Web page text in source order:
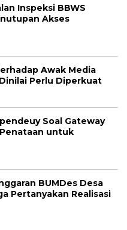
Inspeksi BBWS
Akses
Awak Media
Perlu Diperkuat
Soal Gateway
untuk
BUMDes Desa
Pertanyakan Realisasi